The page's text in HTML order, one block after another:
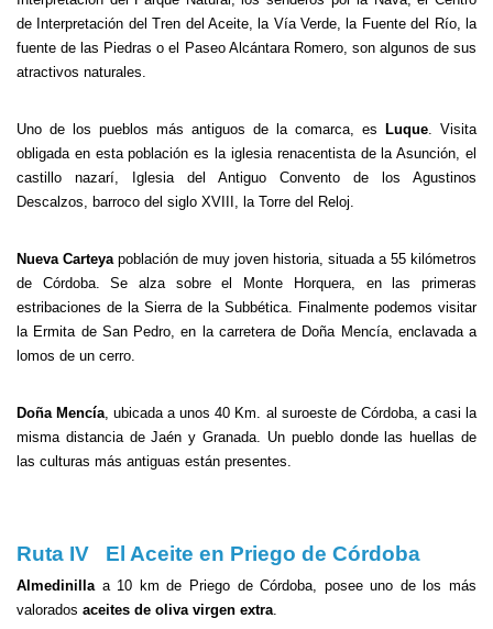
de Interpretación del Tren del Aceite, la Vía Verde, la Fuente del Río, la
fuente de las Piedras o el Paseo Alcántara Romero, son algunos de sus
atractivos naturales.
Uno de los pueblos más antiguos de la comarca, es Luque. Visita
obligada en esta población es la iglesia renacentista de la Asunción, el
castillo nazarí, Iglesia del Antiguo Convento de los Agustinos
Descalzos, barroco del siglo XVIII, la Torre del Reloj.
Nueva Carteyapoblación de muy joven historia, situada a 55 kilómetros
de Córdoba. Se alza sobre el Monte Horquera, en las primeras
estribaciones de la Sierra de la Subbética. Finalmente podemos visitar
la Ermita de San Pedro, en la carretera de Doña Mencía, enclavada a
lomos de un cerro.
Doña Mencía, ubicada a unos 40 Km. al suroeste de Córdoba, a casi la
misma distancia de Jaén y Granada. Un pueblo donde las huellas de
las culturas más antiguas están presentes.
Ruta IV El Aceite en Priego de Córdoba
Almedinillaa 10 km de Priego de Córdoba, posee uno de los más
valorados aceites de oliva virgen extra.